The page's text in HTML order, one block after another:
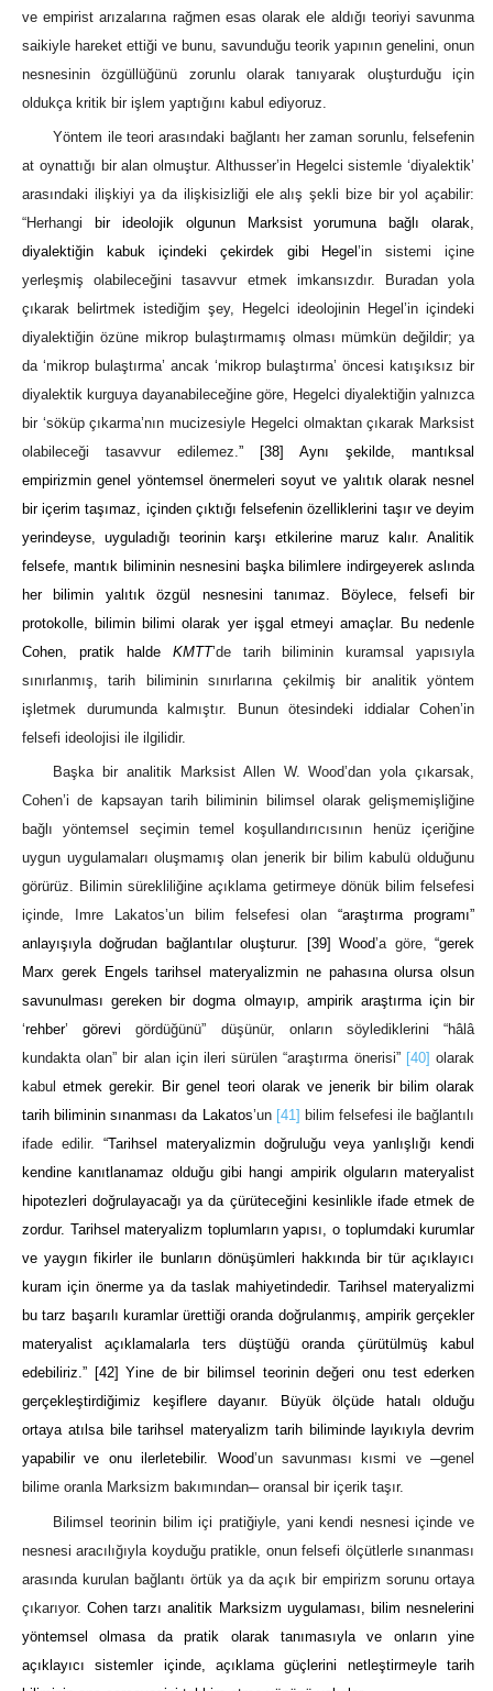
ve empirist arızalarına rağmen esas olarak ele aldığı teoriyi savunma
saikiyle hareket ettiği ve bunu, savunduğu teorik yapının genelini, onun
nesnesinin özgüllüğünü zorunlu olarak tanıyarak oluşturduğu için
oldukça kritik bir işlem yaptığını kabul ediyoruz.
Yöntem ile teori arasındaki bağlantı her zaman sorunlu, felsefenin
at oynattığı bir alan olmuştur. Althusser’in Hegelci sistemle ‘diyalektik’
arasındaki ilişkiyi ya da ilişkisizliği ele alış şekli bize bir yol açabilir:
“Herhangi
bir ideolojik olgunun Marksist yorumuna bağlı olarak,
diyalektiğin kabuk içindeki çekirdek gibi Hegel’in sistemi içine
yerleşmiş olabileceğini tasavvur etmek imkansızdır. Buradan yola
çıkarak belirtmek istediğim şey, Hegelci ideolojinin Hegel’in içindeki
diyalektiğin özüne mikrop bulaştırmamış olması mümkün değildir; ya
da ‘mikrop bulaştırma’ ancak ‘mikrop bulaştırma’ öncesi katışıksız bir
diyalektik kurguya dayanabileceğine göre, Hegelci diyalektiğin yalnızca
bir ‘söküp çıkarma’nın mucizesiyle Hegelci olmaktan çıkarak Marksist
olabileceği tasavvur edilemez.” [38]
Aynı şekilde, mantıksal
empirizmin genel yöntemsel önermeleri soyut ve yalıtık olarak nesnel
bir içerim taşımaz, içinden çıktığı felsefenin özelliklerini taşır ve deyim
yerindeyse, uyguladığı teorinin karşı etkilerine maruz kalır. Analitik
felsefe, mantık biliminin nesnesini başka bilimlere indirgeyerek aslında
her bilimin yalıtık özgül nesnesini tanımaz. Böylece, felsefi bir
protokolle, bilimin bilimi olarak yer işgal etmeyi amaçlar. Bu nedenle
Cohen, pratik halde KMTT’de tarih biliminin kuramsal yapısıyla
sınırlanmış, tarih biliminin sınırlarına çekilmiş bir analitik yöntem
işletmek durumunda kalmıştır. Bunun ötesindeki iddialar Cohen’in
felsefi ideolojisi ile ilgilidir.
Başka bir analitik Marksist Allen W. Wood’dan yola çıkarsak,
Cohen’i de kapsayan tarih biliminin bilimsel olarak gelişmemişliğine
bağlı yöntemsel seçimin temel koşullandırıcısının henüz içeriğine
uygun uygulamaları oluşmamış olan jenerik bir bilim kabulü olduğunu
görürüz. Bilimin sürekliliğine açıklama getirmeye dönük bilim felsefesi
içinde, Imre Lakatos’un bilim felsefesi olan“araştırma programı”
anlayışıyla doğrudan bağlantılar oluşturur.
[39] Wood’a göre,“gerek
Marx gerek Engels tarihsel materyalizmin ne pahasına olursa olsun
savunulması gereken bir dogma olmayıp, ampirik araştırma için bir
‘rehber’ görevigördüğünü” düşünür, onların söylediklerini “hâlâ
kundakta olan” bir alan için ileri sürülen “araştırma önerisi” [40] olarak
kabuletmek gerekir. Bir genel teori olarak ve jenerik bir bilim olarak
tarih biliminin sınanması da Lakatos’un [41] bilim felsefesi ile bağlantılı
ifade edilir. “Tarihsel materyalizmin doğruluğu veya yanlışlığı kendi
kendine kanıtlanamaz olduğu gibi hangi ampirik olguların materyalist
hipotezleri doğrulayacağı ya da çürüteceğini kesinlikle ifade etmek de
zordur. Tarihsel materyalizm toplumların yapısı, o toplumdaki kurumlar
ve yaygın fikirler ile bunların dönüşümleri hakkında bir tür açıklayıcı
kuram için önerme ya da taslak mahiyetindedir. Tarihsel materyalizmi
bu tarz başarılı kuramlar ürettiği oranda doğrulanmış, ampirik gerçekler
materyalist açıklamalarla ters düştüğü oranda çürütülmüş kabul
edebiliriz.” [42] Yine de bir bilimsel teorinin değeri onu test ederken
gerçekleştirdiğimiz keşiflere dayanır. Büyük ölçüde hatalı olduğu
ortaya atılsa bile tarihsel materyalizm tarih biliminde layıkıyla devrim
yapabilir ve onu ilerletebilir. Wood’un savunması kısmi ve ─genel
bilime oranla Marksizm bakımından─ oransal bir içerik taşır.
Bilimsel teorinin bilim içi pratiğiyle, yani kendi nesnesi içinde ve
nesnesi aracılığıyla koyduğu pratikle, onun felsefi ölçütlerle sınanması
arasında kurulan bağlantı örtük ya da açık bir empirizm sorunu ortaya
çıkarıyor.Cohen tarzı analitik Marksizm uygulaması, bilim nesnelerini
yöntemsel olmasa da pratik olarak tanımasıyla ve onların yine
açıklayıcı sistemler içinde, açıklama güçlerini netleştirmeyle tarih